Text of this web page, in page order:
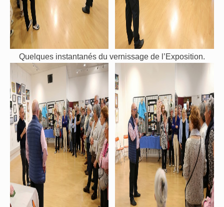
Quelques instantanés du vernissage de l’Exposition.